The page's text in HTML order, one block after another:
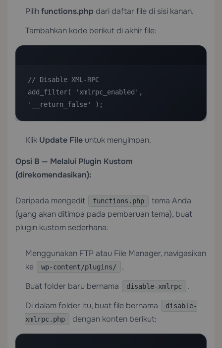
Pilihfunctions.php dari daftar file di sisi kanan.
Tambahkan kode berikut di akhir file:
// Disable XML-RPC
add_filter( 'xmlrpc_enabled',
'__return_false' );
Klik Update File untuk menyimpan.
Opsi B — Melalui Plugin Kustom
(direkomendasikan):
Daripada mengedit functions.php
tema Anda
(yang akan ditimpa pada pembaruan tema), buat
plugin kustom sederhana:
Menggunakan FTP atau File Manager, navigasikan
ke
wp-content/plugins/
.
Buat folder baru bernama
disable-xmlrpc
.
Di dalam folder itu, buat file bernama
disable-
xmlrpc.php
dengan konten berikut: